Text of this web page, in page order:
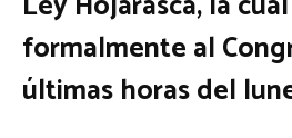
formalmente al
últimas horas del